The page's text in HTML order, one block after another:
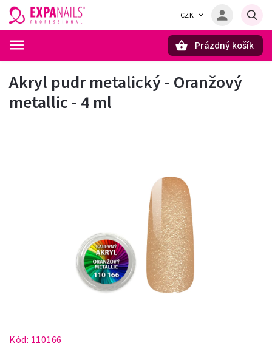
CZK
Prázdný košík
Akryl pudr metalický - Oranžový
metallic - 4 ml
Kód: 110166